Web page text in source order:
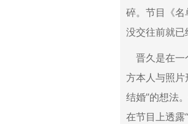
碎。节目《
没交往前就已
晋久是在
方本人与照片
结婚”的想法
在节目上透露